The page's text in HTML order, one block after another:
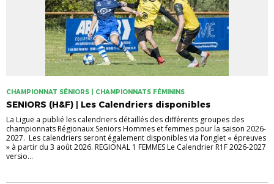
CHAMPIONNAT SÉNIORS | CHAMPIONNATS FÉMININS
SENIORS (H&F) | Les Calendriers disponibles
La Ligue a publié les calendriers détaillés des différents groupes des
championnats Régionaux Seniors Hommes et femmes pour la saison 2026-
2027. Les calendriers seront également disponibles via l’onglet « épreuves
» à partir du 3 août 2026. REGIONAL 1 FEMMES Le Calendrier R1F 2026-2027
versio...